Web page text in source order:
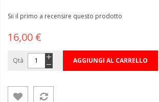
Sii il primo a recensire questo prodotto
16,00 €
Qtà AGGIUNGI AL CARRELLO